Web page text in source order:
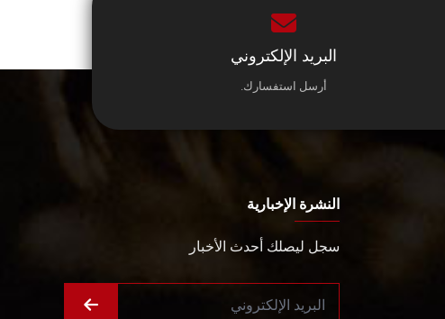
البريد الإلكتروني
أرسل استفسارك.
النشرة الإخبارية
سجل ليصلك أحدث الأخبار